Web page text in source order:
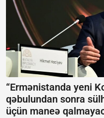
“Ermənistanda yeni
qəbulundan sonra
üçün maneə